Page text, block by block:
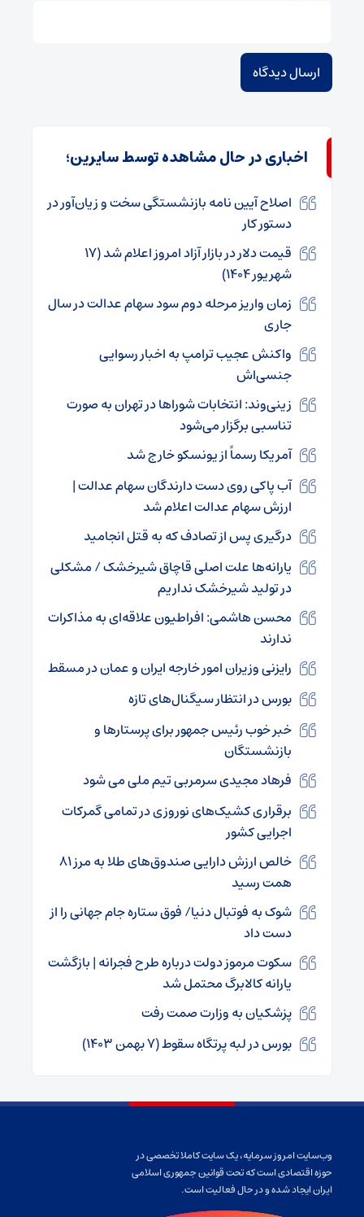
اخباری در حال مشاهده توسط سایرین؛
اصلاح آیین نامه بازنشستگی سخت‌ و زیان‌آور در
دستور کار
قیمت دلار در بازار آزاد امروز اعلام شد (۱۷
شهریور ۱۴۰۴)
زمان واریز مرحله دوم سود سهام عدالت در سال
جاری
واکنش عجیب ترامپ به اخبار رسوایی
جنسی‌اش
زینی‌وند: انتخابات شوراها در تهران به صورت
تناسبی برگزار می‌شود
آمریکا رسماً از یونسکو خارج شد
آب پاکی روی دست دارندگان سهام عدالت |
ارزش سهام عدالت اعلام شد
درگیری پس از تصادف که به قتل انجامید
یارانه‌ها علت اصلی قاچاق شیرخشک / مشکلی
در تولید شیرخشک نداریم
محسن هاشمی: افراطیون علاقه‌ای به مذاکرات
ندارند
رایزنی وزیران امور خارجه ایران و عمان در مسقط
بورس در انتظار سیگنال‌های تازه
خبر خوب رئیس جمهور برای پرستارها و
بازنشستگان
فرهاد مجیدی سرمربی تیم ملی می شود
برقراری کشیک‌های نوروزی در تمامی گمرکات
اجرایی کشور
خالص ارزش دارایی‌ صندوق‌های طلا به مرز ۸۱
همت رسید
شوک به فوتبال دنیا/ فوق ستاره جام جهانی را از
دست داد
سکوت مرموز دولت درباره طرح فجرانه | بازگشت
یارانه کالابرگ محتمل شد
پزشکیان به وزارت صمت رفت
بورس در لبه پرتگاه سقوط (۷ بهمن ۱۴۰۳)
وب‌سایت امروز سرمایه، یک سایت کاملا تخصصی در
حوزه اقتصادی است که تحت قوانین جمهوری اسلامی
ایران ایجاد شده و در حال فعالیت است.